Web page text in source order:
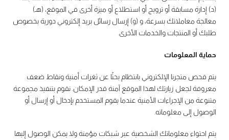
(د) إدارة مسابقة أو ترويج أو استطلاع أو ميزة أخرى في الموقع، (هـ)
معالجة معاملاتك بسرعة، و (و) إرسال رسائل بريد إلكتروني دورية بخصوص
طلبك أو المنتجات والخدمات الأخرى.
حماية المعلومات
يتم فحص متجرنا الإلكتروني بانتظام بحثًا عن ثغرات أمنية ونقاط ضعف
معروفة لجعل زيارتك لهذا الموقع آمنة قدر الإمكان. نقوم بتنفيذ مجموعة
متنوعة من الإجراءات الأمنية عندما يقوم المستخدم بإدخال أو إرسال أو
الوصول إلى معلوماته.
يتم احتواء معلوماتك الشخصية عبر شبكات مؤمنة ولا يمكن الوصول إليها